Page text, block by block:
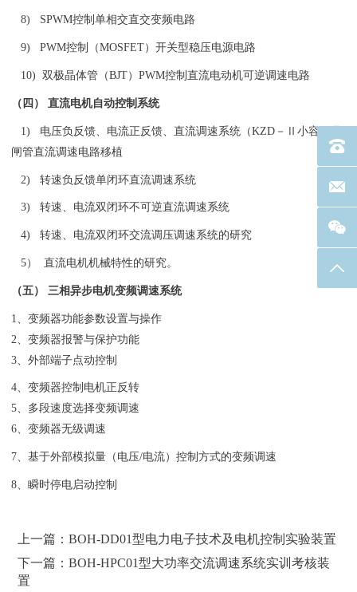
8) SPWM控制单相交直交变频电路
9) PWM控制（MOSFET）开关型稳压电源电路
10) 双极晶体管（BJT）PWM控制直流电动机可逆调速电路
（四） 直流电机自动控制系统
1) 电压负反馈、电流正反馈、直流调速系统（KZD－Ⅱ小容量晶
闸管直流调速电路移植
2) 转速负反馈单闭环直流调速系统
3) 转速、电流双闭环不可逆直流调速系统
4) 转速、电流双闭环交流调压调速系统的研究
5） 直流电机机械特性的研究。
（五） 三相异步电机变频调速系统
1、变频器功能参数设置与操作
2、变频器报警与保护功能
3、外部端子点动控制
4、变频器控制电机正反转
5、多段速度选择变频调速
6、变频器无级调速
7、基于外部模拟量（电压/电流）控制方式的变频调速
8、瞬时停电启动控制
上一篇：BOH-DD01型电力电子技术及电机控制实验装置
下一篇：BOH-HPC01型大功率交流调速系统实训考核装
置
电话
联系
返回